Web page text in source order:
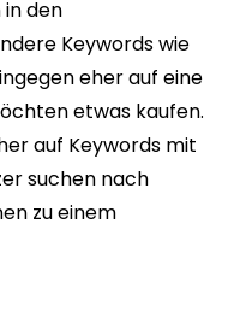
den
Keywords wie
eher auf eine
etwas kaufen.
auf Keywords mit
suchen nach
zu einem